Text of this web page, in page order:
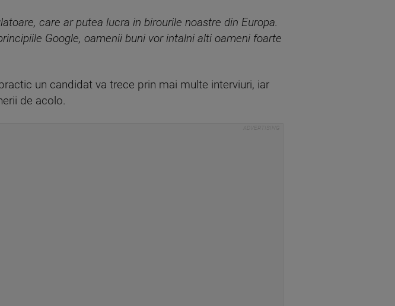
care ar putea lucra in birourile noastre din Europa.
Google, oamenii buni vor intalni alti oameni foarte
un candidat va trece prin mai multe interviuri, iar
de acolo.